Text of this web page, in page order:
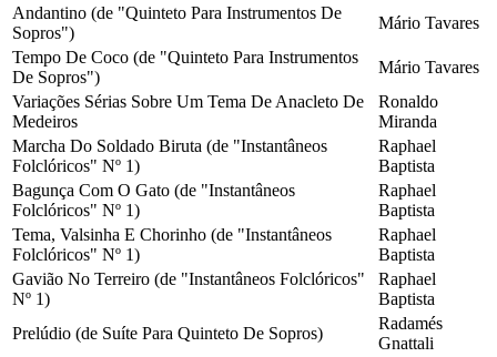
Andantino (de "Quinteto Para Instrumentos De
Sopros")
Mário Tavares
Tempo De Coco (de "Quinteto Para Instrumentos
De Sopros")
Mário Tavares
Variações Sérias Sobre Um Tema De Anacleto De
Medeiros
Ronaldo
Miranda
Marcha Do Soldado Biruta (de "Instantâneos
Folclóricos" Nº 1)
Raphael
Baptista
Bagunça Com O Gato (de "Instantâneos
Folclóricos" Nº 1)
Raphael
Baptista
Tema, Valsinha E Chorinho (de "Instantâneos
Folclóricos" Nº 1)
Raphael
Baptista
Gavião No Terreiro (de "Instantâneos Folclóricos"
Nº 1)
Raphael
Baptista
Prelúdio (de Suíte Para Quinteto De Sopros)
Radamés
Gnattali